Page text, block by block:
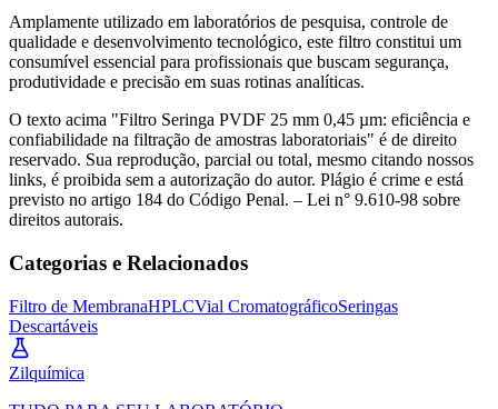
Amplamente utilizado em laboratórios de pesquisa, controle de
qualidade e desenvolvimento tecnológico, este filtro constitui um
consumível essencial para profissionais que buscam segurança,
produtividade e precisão em suas rotinas analíticas.
O texto acima "Filtro Seringa PVDF 25 mm 0,45 µm: eficiência e
confiabilidade na filtração de amostras laboratoriais" é de direito
reservado. Sua reprodução, parcial ou total, mesmo citando nossos
links, é proibida sem a autorização do autor. Plágio é crime e está
previsto no artigo 184 do Código Penal. – Lei n° 9.610-98 sobre
direitos autorais.
Categorias e Relacionados
Filtro de MembranaHPLCVial CromatográficoSeringas
Descartáveis
Zilquímica